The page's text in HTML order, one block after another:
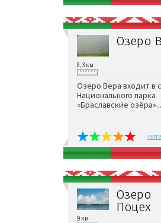
Озеро
8,3 км
Озеро Вера входит в
Национального парка
«Браславские озёра»...
Озеро
Поцех
9 км